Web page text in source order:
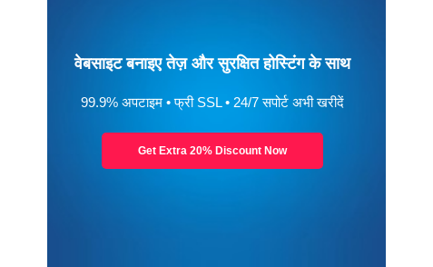
वेबसाइट बनाइए तेज़ और सुरक्षित होस्टिंग के साथ
99.9% अपटाइम • फ्री SSL • 24/7 सपोर्ट अभी खरीदें
Get Extra 20% Discount Now